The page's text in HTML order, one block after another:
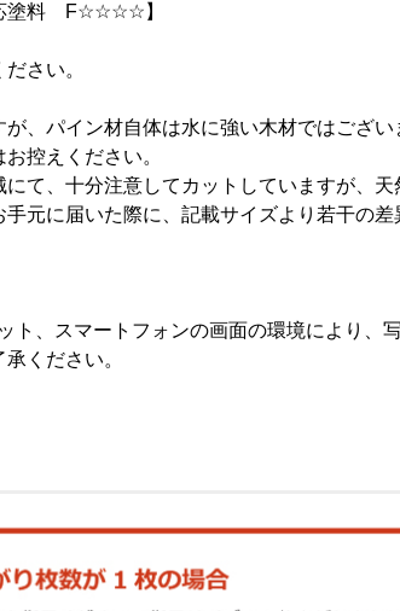
応塗料 F☆☆☆☆】
さい。
、パイン材自体は水に強い木材ではござい
控えください。
て、十分注意してカットしていますが、天
元に届いた際に、記載サイズより若干の
ト、スマートフォンの画面の環境により、
ください。